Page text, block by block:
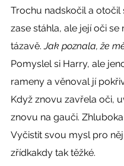
Trochu nadskočil a otočil
zase stáhla, ale její oči se
tázavě. Jak poznala, že
Pomyslel si Harry, ale
rameny a věnoval jí
Když znovu zavřela oči,
znovu na gauči.
Vyčistit svou mysl pro
zřídkakdy tak těžké.